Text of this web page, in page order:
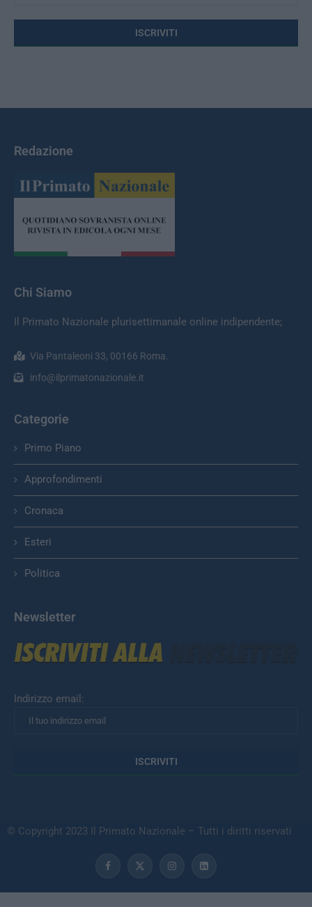
Redazione
Chi Siamo
Il Primato Nazionale plurisettimanale online indipendente;
Via Pantaleoni 33, 00166 Roma.
info@ilprimatonazionale.it
Categorie
Primo Piano
Approfondimenti
Cronaca
Esteri
Politica
Newsletter
Indirizzo email:
© Copyright 2023 Il Primato Nazionale – Tutti i diritti riservati